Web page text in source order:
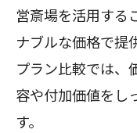
永遠に残
前橋市で安
肢
信頼でき
営斎場を活用する
ナブルな価格で提
プラン比較では、
容や付加価値をし
す。